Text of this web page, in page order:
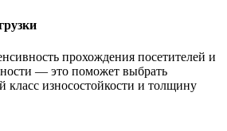
прохождения посетителей и
— это поможет выбрать
класс износостойкости и толщину